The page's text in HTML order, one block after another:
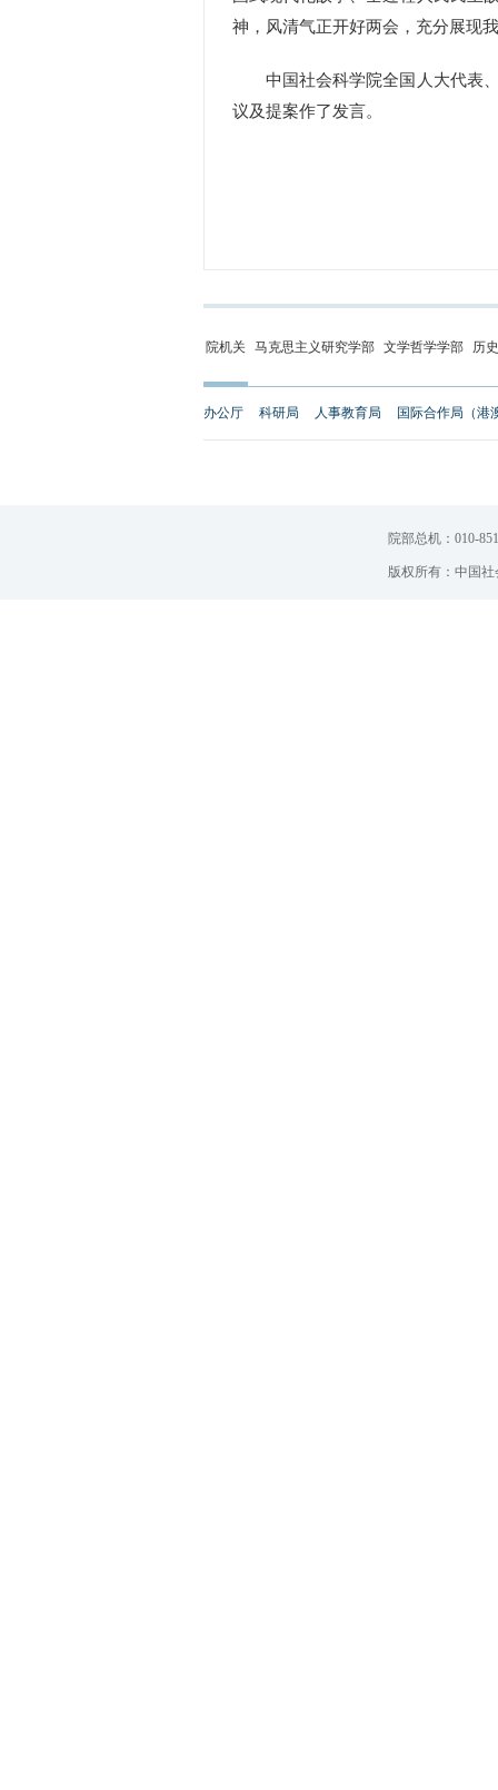
神，风清气正开好两会，充分展现
中国社会科学院全国人大代表、
议及提案作了发言。
院机关 马克思主义研究学部 文学哲学学部 历
办公厅 科研局 人事教育局 国际合作局（港
院部总机：010-
版权所有：中国